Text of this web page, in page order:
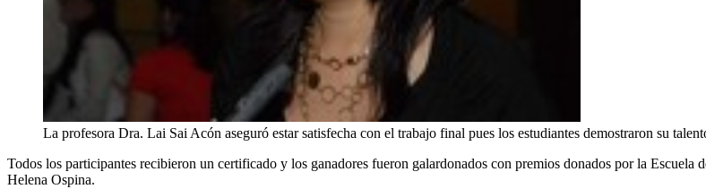
La profesora Dra. Lai Sai Acón aseguró estar satisfecha con el trabajo final pues los estudiantes demostraron su
Todos los participantes recibieron un certificado y los ganadores fueron galardonados con premios donados por la
Helena Ospina.